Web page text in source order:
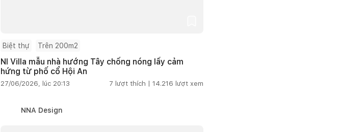
Biệt thự Trên 200m2
NI Villa mẫu nhà hướng Tây chống nóng lấy cảm
hứng từ phố cổ Hội An
27/06/2026, lúc 20:13 7 lượt thích | 14.216 lượt xem
NNA Design